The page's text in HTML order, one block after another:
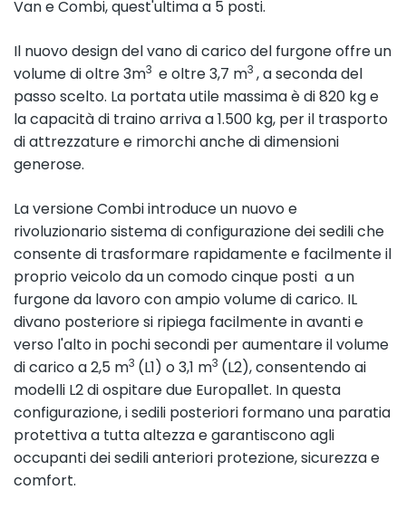
Van e Combi, quest'ultima a 5 posti.
Il nuovo design del vano di carico del furgone offre un
volume di oltre 3m3 e oltre 3,7 m3 , a seconda del
passo scelto. La portata utile massima è di 820 kg e
la capacità di traino arriva a 1.500 kg, per il trasporto
di attrezzature e rimorchi anche di dimensioni
generose.
La versione Combi introduce un nuovo e
rivoluzionario sistema di configurazione dei sedili che
consente di trasformare rapidamente e facilmente il
proprio veicolo da un comodo cinque posti a un
furgone da lavoro con ampio volume di carico. IL
divano posteriore si ripiega facilmente in avanti e
verso l'alto in pochi secondi per aumentare il volume
di carico a 2,5 m3 (L1) o 3,1 m3 (L2), consentendo ai
modelli L2 di ospitare due Europallet. In questa
configurazione, i sedili posteriori formano una paratia
protettiva a tutta altezza e garantiscono agli
occupanti dei sedili anteriori protezione, sicurezza e
comfort.